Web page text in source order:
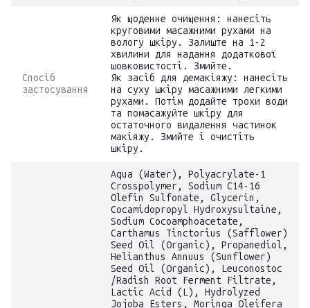
Спосіб
застосування
Як щоденне очищення: нанесіть
круговими масажними рухами на
вологу шкіру. Залиште на 1-2
хвилини для надання додаткової
шовковистості. Змийте.
Як засіб для демакіяжу: нанесіть
на суху шкіру масажними легкими
рухами. Потім додайте трохи води
та помасажуйте шкіру для
остаточного видалення частинок
макіяжу. Змийте і очистіть
шкіру.
Aqua (Water), Polyacrylate-1
Crosspolymer, Sodium C14-16
Olefin Sulfonate, Glycerin,
Cocamidopropyl Hydroxysultaine,
Sodium Cocoamphoacetate,
Carthamus Tinctorius (Safflower)
Seed Oil (Organic), Propanediol,
Helianthus Annuus (Sunflower)
Seed Oil (Organic), Leuconostoc
/Radish Root Ferment Filtrate,
Lactic Acid (L), Hydrolyzed
Jojoba Esters, Moringa Oleifera